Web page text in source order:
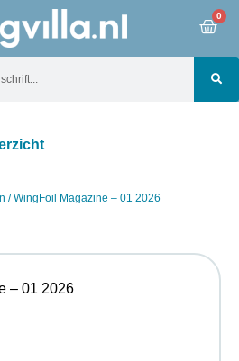
0
/ WingFoil Magazine – 01 2026
– 01 2026